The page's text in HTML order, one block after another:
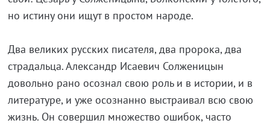
но истину они ищут в простом народе.
Два великих русских писателя, два пророка, два
страдальца. Александр Исаевич Солженицын
довольно рано осознал свою роль и в истории, и в
литературе, и уже осознанно выстраивал всю свою
жизнь. Он совершил множество ошибок, часто